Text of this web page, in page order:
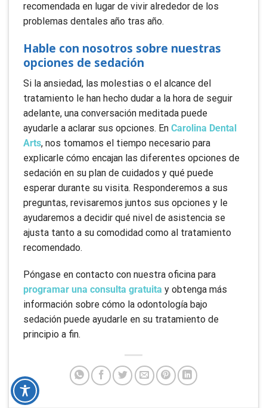
recomendada en lugar de vivir alrededor de los
problemas dentales año tras año.
Hable con nosotros sobre nuestras
opciones de sedación
Si la ansiedad, las molestias o el alcance del
tratamiento le han hecho dudar a la hora de seguir
adelante, una conversación meditada puede
ayudarle a aclarar sus opciones. En Carolina Dental
Arts, nos tomamos el tiempo necesario para
explicarle cómo encajan las diferentes opciones de
sedación en su plan de cuidados y qué puede
esperar durante su visita. Responderemos a sus
preguntas, revisaremos juntos sus opciones y le
ayudaremos a decidir qué nivel de asistencia se
ajusta tanto a su comodidad como al tratamiento
recomendado.
Póngase en contacto con nuestra oficina para
programar una consulta gratuita y obtenga más
información sobre cómo la odontología bajo
sedación puede ayudarle en su tratamiento de
principio a fin.